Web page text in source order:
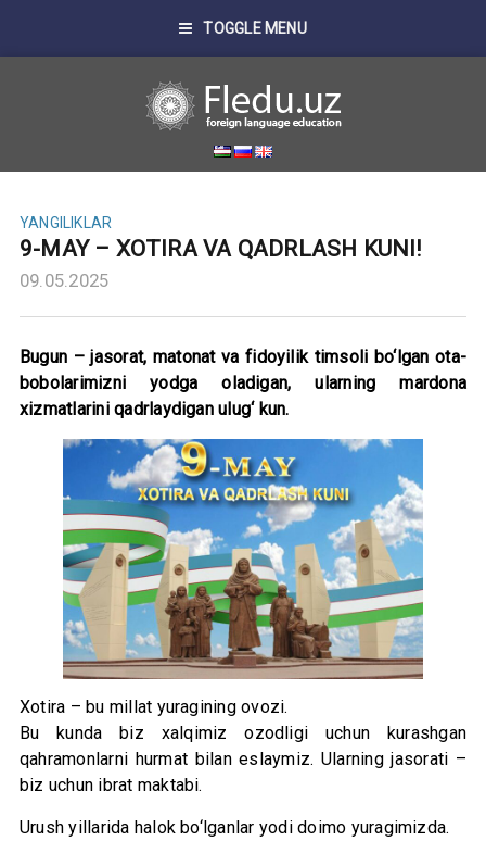
TOGGLE MENU
YANGILIKLAR
9-MAY – XOTIRA VA QADRLASH KUNI!
09.05.2025
Bugun – jasorat, matonat va fidoyilik timsoli bo‘lgan ota-
bobolarimizni yodga oladigan, ularning mardona
xizmatlarini qadrlaydigan ulug‘ kun.
Xotira – bu millat yuragining ovozi.
Bu kunda biz xalqimiz ozodligi uchun kurashgan
qahramonlarni hurmat bilan eslaymiz. Ularning jasorati –
biz uchun ibrat maktabi.
Urush yillarida halok bo‘lganlar yodi doimo yuragimizda.